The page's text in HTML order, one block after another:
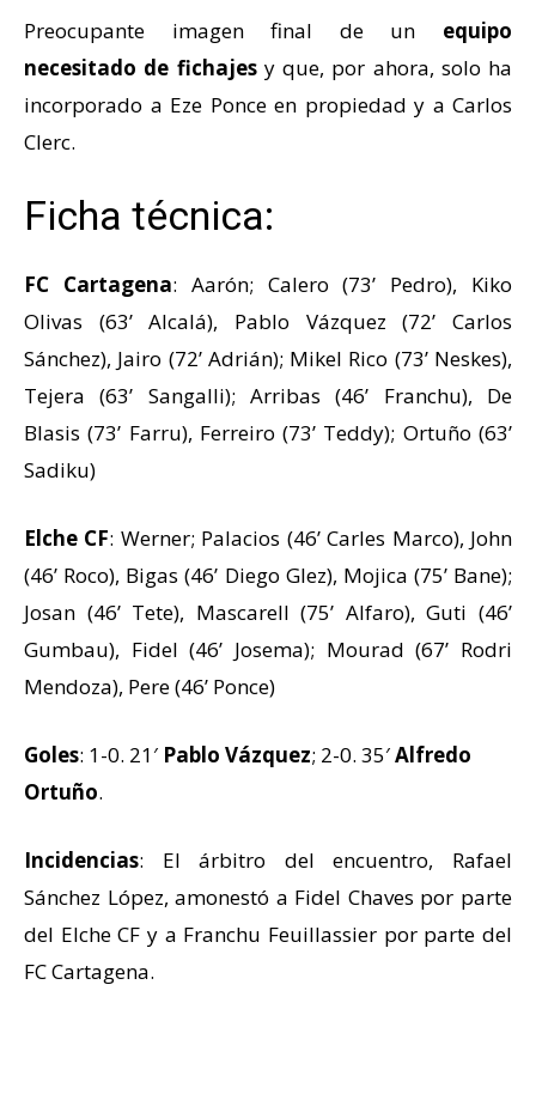
Preocupante imagen final de un equipo
necesitado de fichajesy que, por ahora, solo ha
incorporado a Eze Ponce en propiedad y a Carlos
Clerc.
Ficha técnica:
FC Cartagena: Aarón; Calero (73’ Pedro), Kiko
Olivas (63’ Alcalá), Pablo Vázquez (72’ Carlos
Sánchez), Jairo (72’ Adrián); Mikel Rico (73’ Neskes),
Tejera (63’ Sangalli); Arribas (46’ Franchu), De
Blasis (73’ Farru), Ferreiro (73’ Teddy); Ortuño (63’
Sadiku)
Elche CF: Werner; Palacios (46’ Carles Marco), John
(46’ Roco), Bigas (46’ Diego Glez), Mojica (75’ Bane);
Josan (46’ Tete), Mascarell (75’ Alfaro), Guti (46’
Gumbau), Fidel (46’ Josema); Mourad (67’ Rodri
Mendoza), Pere (46’ Ponce)
Goles: 1-0. 21′ Pablo Vázquez; 2-0. 35′Alfredo
Ortuño.
Incidencias: El árbitro del encuentro, Rafael
Sánchez López, amonestó a Fidel Chaves por parte
del Elche CF y a Franchu Feuillassier por parte del
FC Cartagena.